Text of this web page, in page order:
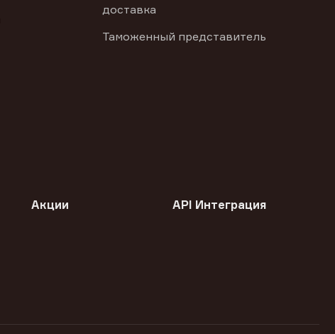
доставка
Таможенный представитель
Акции API Интеграция